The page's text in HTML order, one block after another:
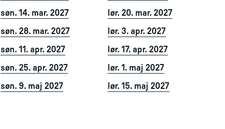
søn. 14. mar. 2027
lør. 20. mar. 2027
søn. 28. mar. 2027
lør. 3. apr. 2027
søn. 11. apr. 2027
lør. 17. apr. 2027
søn. 25. apr. 2027
lør. 1. maj 2027
søn. 9. maj 2027
lør. 15. maj 2027